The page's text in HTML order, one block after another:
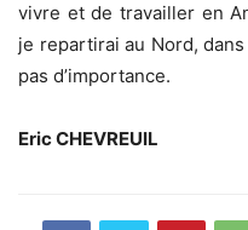
vivre et de travailler en
je repartirai au Nord,
pas d’importance.
Eric CHEVREUIL